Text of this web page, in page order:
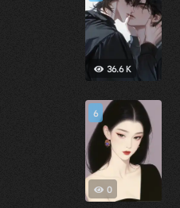
36.6 K
0
6